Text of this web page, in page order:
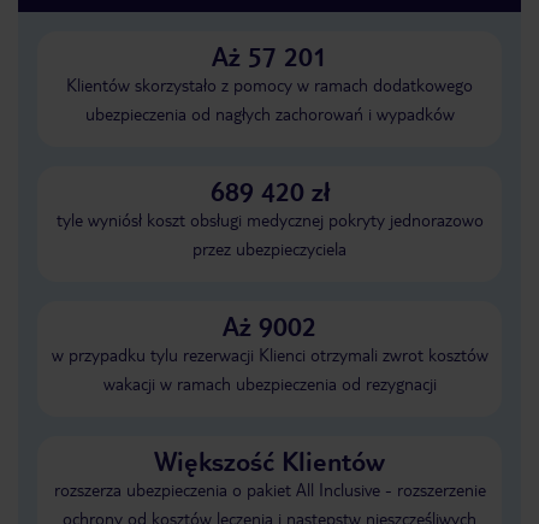
Aż 57 201
Klientów skorzystało z pomocy w ramach dodatkowego
ubezpieczenia od nagłych zachorowań i wypadków
689 420 zł
tyle wyniósł koszt obsługi medycznej pokryty jednorazowo
przez ubezpieczyciela
Aż 9002
w przypadku tylu rezerwacji Klienci otrzymali zwrot kosztów
wakacji w ramach ubezpieczenia od rezygnacji
Większość Klientów
rozszerza ubezpieczenia o pakiet All Inclusive - rozszerzenie
ochrony od kosztów leczenia i następstw nieszczęśliwych